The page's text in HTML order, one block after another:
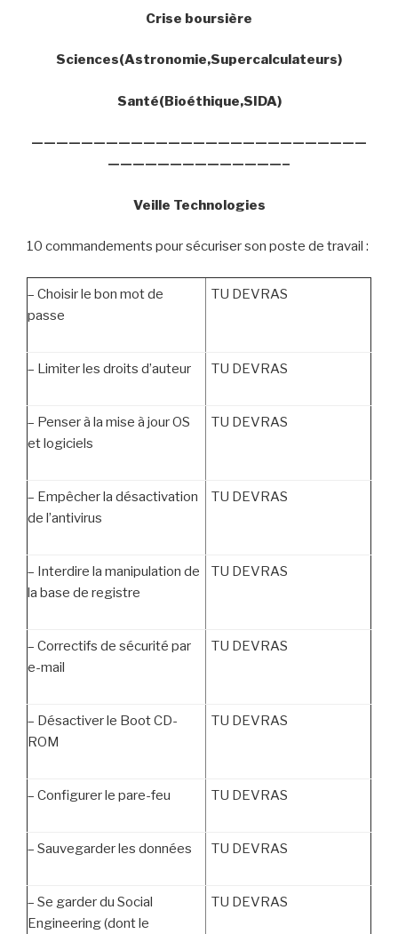
Crise boursière
Sciences(Astronomie,Supercalculateurs)
Santé(Bioéthique,SIDA)
———————————————————————————
——————————————–
Veille Technologies
10 commandements pour sécuriser son poste de travail :
– Choisir le bon mot de
passe
TU DEVRAS
– Limiter les droits d’auteur TU DEVRAS
– Penser à la mise à jour OS
et logiciels
TU DEVRAS
– Empêcher la désactivation
de l’antivirus
TU DEVRAS
– Interdire la manipulation de
la base de registre
TU DEVRAS
– Correctifs de sécurité par
e-mail
TU DEVRAS
– Désactiver le Boot CD-
ROM
TU DEVRAS
– Configurer le pare-feu TU DEVRAS
– Sauvegarder les données TU DEVRAS
– Se garder du Social
Engineering (dont le
TU DEVRAS